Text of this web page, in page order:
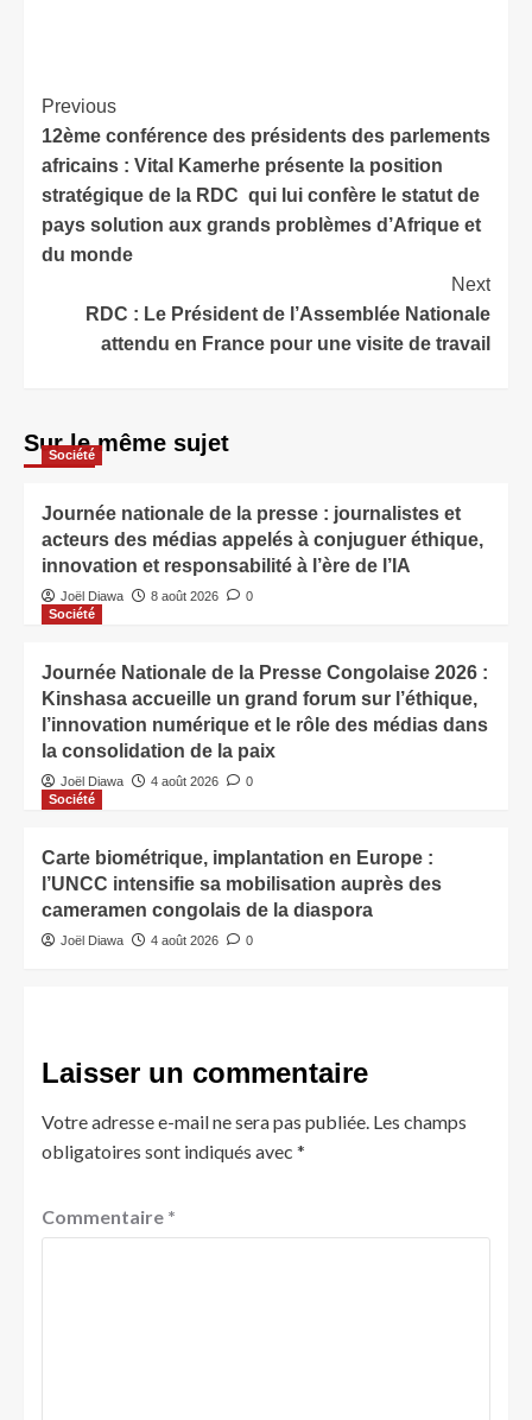
Previous
12ème conférence des présidents des parlements
africains : Vital Kamerhe présente la position
stratégique de la RDC qui lui confère le statut de
pays solution aux grands problèmes d’Afrique et
du monde
Next
RDC : Le Président de l’Assemblée Nationale
attendu en France pour une visite de travail
Sur le même sujet
Société
Journée nationale de la presse : journalistes et
acteurs des médias appelés à conjuguer éthique,
innovation et responsabilité à l’ère de l’IA
Joël Diawa 8 août 2026
0
Société
Journée Nationale de la Presse Congolaise 2026 :
Kinshasa accueille un grand forum sur l’éthique,
l’innovation numérique et le rôle des médias dans
la consolidation de la paix
Joël Diawa 4 août 2026
0
Société
Carte biométrique, implantation en Europe :
l’UNCC intensifie sa mobilisation auprès des
cameramen congolais de la diaspora
Joël Diawa 4 août 2026 0
Laisser un commentaire
Votre adresse e-mail ne sera pas publiée. Les champs
obligatoires sont indiqués avec *
Commentaire *